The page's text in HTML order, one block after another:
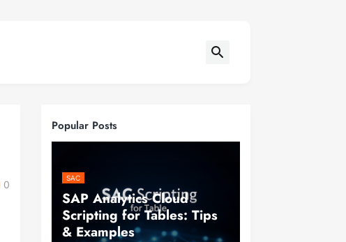
0
Popular Posts
SAC
SAP Analytics Cloud
Scripting for Tables: Tips
& Examples